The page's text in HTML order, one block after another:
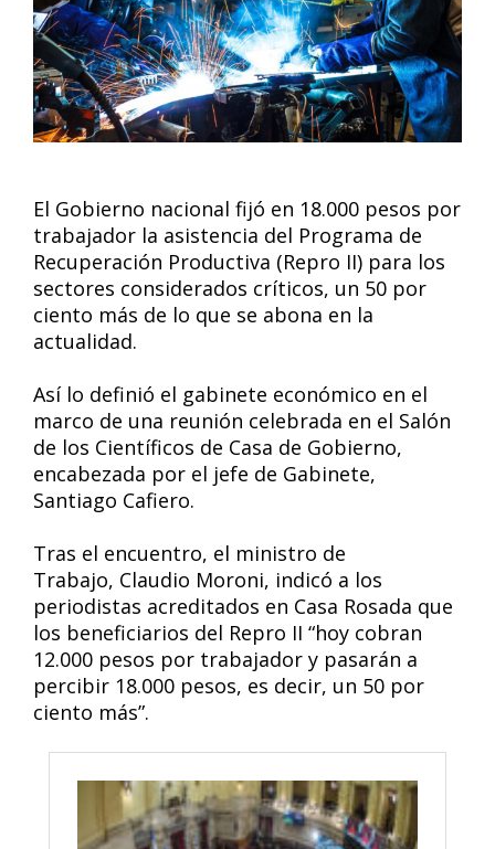
El Gobierno nacional fijó en 18.000 pesos por
trabajador la asistencia del Programa de
Recuperación Productiva (Repro II) para los
sectores considerados críticos, un 50 por
ciento más de lo que se abona en la
actualidad.
Así lo definió el gabinete económico en el
marco de una reunión celebrada en el Salón
de los Científicos de Casa de Gobierno,
encabezada por el jefe de Gabinete,
Santiago Cafiero.
Tras el encuentro, el ministro de
Trabajo, Claudio Moroni, indicó a los
periodistas acreditados en Casa Rosada que
los beneficiarios del Repro II “hoy cobran
12.000 pesos por trabajador y pasarán a
percibir 18.000 pesos, es decir, un 50 por
ciento más”.